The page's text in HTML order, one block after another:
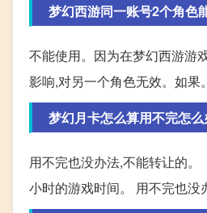
梦幻西游同一账号2个角色
不能使用。因为在梦幻西游游
影响,对另一个角色无效。如果。
梦幻月卡怎么算用不完怎
用不完也没办法,不能转让的
小时的游戏时间。 用不完也没